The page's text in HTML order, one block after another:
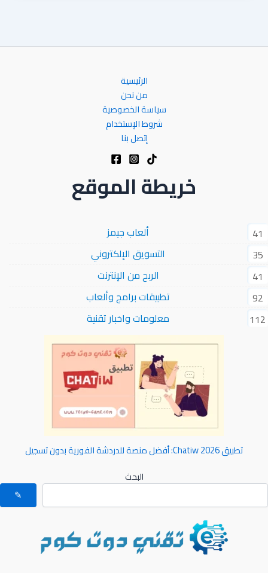
الرئيسية
من نحن
سياسة الخصوصية
شروط الإستخدام
إتصل بنا
خريطة الموقع
ألعاب جيمز
41
التسويق الإلكتروني
35
الربح من الإنترنت
41
تطبيقات برامج وألعاب
92
معلومات واخبار تقنية
112
تطبيق Chatiw 2026: أفضل منصة للدردشة الفورية بدون تسجيل
البحث
✎